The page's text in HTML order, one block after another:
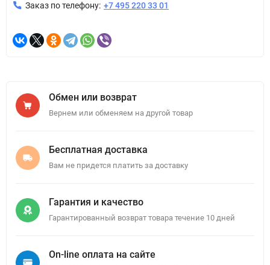
Заказ по телефону: +7 495 220 33 01
Обмен или возврат
Вернем или обменяем на другой товар
Бесплатная доставка
Вам не придется платить за доставку
Гарантия и качество
Гарантированный возврат товара течение 10 дней
On-line оплата на сайте